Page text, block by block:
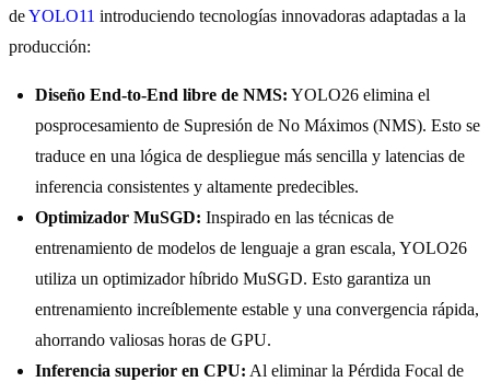
deYOLO11 introduciendo tecnologías innovadoras adaptadas a la
producción:
Diseño End-to-End libre de NMS: YOLO26 elimina el
posprocesamiento de Supresión de No Máximos (NMS). Esto se
traduce en una lógica de despliegue más sencilla y latencias de
inferencia consistentes y altamente predecibles.
Optimizador MuSGD: Inspirado en las técnicas de
entrenamiento de modelos de lenguaje a gran escala, YOLO26
utiliza un optimizador híbrido MuSGD. Esto garantiza un
entrenamiento increíblemente estable y una convergencia rápida,
ahorrando valiosas horas de GPU.
Inferencia superior en CPU: Al eliminar la Pérdida Focal de